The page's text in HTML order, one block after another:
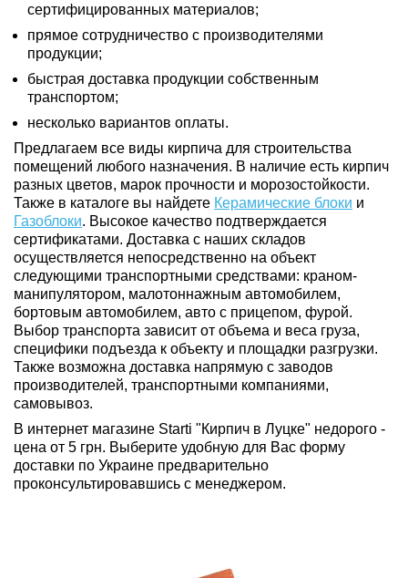
сертифицированных материалов;
прямое сотрудничество с производителями
продукции;
быстрая доставка продукции собственным
транспортом;
несколько вариантов оплаты.
Предлагаем все виды кирпича для строительства
помещений любого назначения. В наличие есть кирпич
разных цветов, марок прочности и морозостойкости.
Также в каталоге вы найдете Керамические блоки и
Газоблоки. Высокое качество подтверждается
сертификатами. Доставка с наших складов
осуществляется непосредственно на объект
следующими транспортными средствами: краном-
манипулятором, малотоннажным автомобилем,
бортовым автомобилем, авто с прицепом, фурой.
Выбор транспорта зависит от объема и веса груза,
специфики подъезда к объекту и площадки разгрузки.
Также возможна доставка напрямую с заводов
производителей, транспортными компаниями,
самовывоз.
В интернет магазине Starti "Кирпич в Луцке" недорого -
цена от 5 грн. Выберите удобную для Вас форму
доставки по Украине предварительно
проконсультировавшись с менеджером.